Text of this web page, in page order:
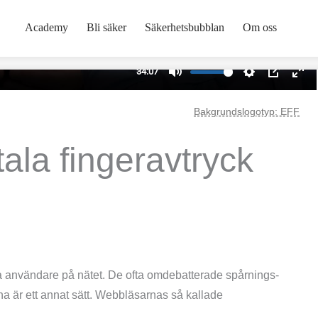
Academy Bli säker Säkerhetsbubblan Om oss
Bakgrundslogotyp: EFF
finger­avtryck
på nätet. De ofta omdebatterade spårnings­
är ett annat sätt. Webbläsarnas så kallade